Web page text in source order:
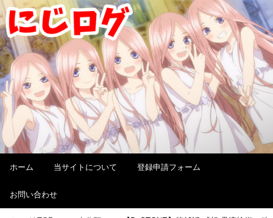
ホーム 当サイトについて 登録申請フォーム
お問い合わせ